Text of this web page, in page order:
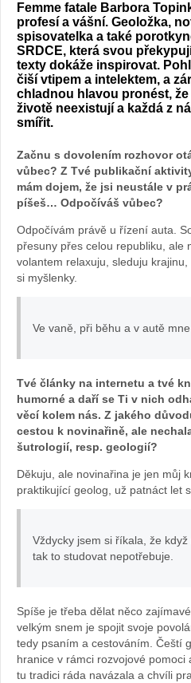
Femme fatale Barbora
profesí a vášní. Geoložka,
spisovatelka a také
SRDCE, která svou
texty dokáže inspirovat.
čiší vtipem a intelektem, a
chladnou hlavou pronést,
životě neexistují a každá z
smířit.
Začnu s dovolením rozhovor
vůbec? Z Tvé publikační
mám dojem, že jsi neustále v
píšeš… Odpočíváš vůbec?
Odpočívám právě u řízení auta.
přesuny přes celou republiku, ale
volantem relaxuju, sleduju
si myšlenky.
Ve vaně, při běhu a v autě
Tvé články na internetu a tvé
humorné a daří se Ti v nich
věcí kolem nás. Z jakého
cestou k novinařině, ale
šutrologií, resp. geologií?
Děkuju, ale novinařina je jen můj
praktikující geolog, už patnáct let
Vždycky jsem si říkala, že
tak to studovat nepotřebuje.
Spíše je třeba dělat něco
velkým snem je spojit svoje
tedy psaním a cestováním. Čeští
hranice v rámci rozvojové pomoci
tu tradici ráda navázala a chvíli